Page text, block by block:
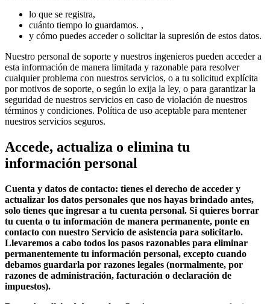
lo que se registra,
cuánto tiempo lo guardamos. ,
y cómo puedes acceder o solicitar la supresión de estos datos.
Nuestro personal de soporte y nuestros ingenieros pueden acceder a
esta información de manera limitada y razonable para resolver
cualquier problema con nuestros servicios, o a tu solicitud explícita
por motivos de soporte, o según lo exija la ley, o para garantizar la
seguridad de nuestros servicios en caso de violación de nuestros
términos y condiciones. Política de uso aceptable para mentener
nuestros servicios seguros.
Accede, actualiza o elimina tu
información personal
Cuenta y datos de contacto: tienes el derecho de acceder y
actualizar los datos personales que nos hayas brindado antes,
solo tienes que ingresar a tu cuenta personal. Si quieres borrar
tu cuenta o tu información de manera permanente, ponte en
contacto con nuestro Servicio de asistencia para solicitarlo.
Llevaremos a cabo todos los pasos razonables para eliminar
permanentemente tu información personal, excepto cuando
debamos guardarla por razones legales (normalmente, por
razones de administración, facturación o declaración de
impuestos).